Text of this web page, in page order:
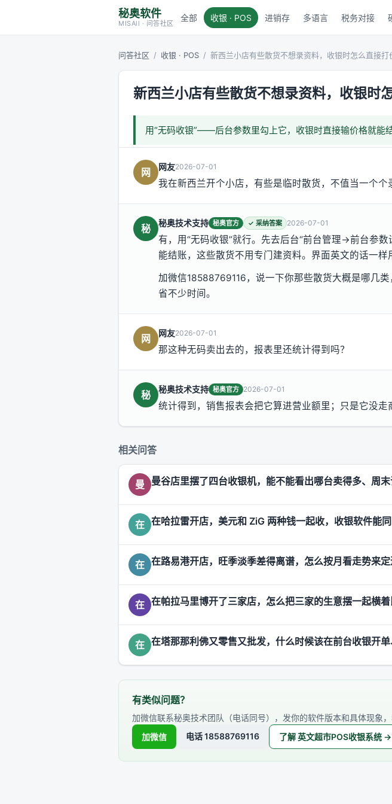
秘奥软件
MISAll · 问答社区
全部 收银 · POS 进销存 多语言 税务对接
问答社区 / 收银 · POS / 新西兰小店有些散货不想录资料，收银时怎么直接打
新西兰小店有些散货不想录资料，收银时
用“无码收银”——后台参数里勾上它，收银时直接输价格就能
网 网友2026-07-01
我在新西兰开个小店，有些是临时散货，不值当一个
秘 秘奥技术支持 秘奥官方 ✓ 采纳答案 2026-07-01
有，用“无码收银”就行。先去后台“前台管理→前台参
能结账，这些散货不用专门建资料。界面英文的话一样
加微信18588769116，说一下你那些散货大概是哪几
省不少时间。
网 网友2026-07-01
那这种无码卖出去的，报表里还统计得到吗？
秘 秘奥技术支持 秘奥官方 2026-07-01
统计得到，销售报表会把它算进营业额里；只是它没
相关问答
曼 曼谷店里摆了四台收银机，能不能看出哪台卖得多、周末
在 在哈拉雷开店，美元和 ZiG 两种钱一起收，收银软件能同
在 在路易港开店，旺季淡季差得离谱，怎么按月看走势来定
在 在帕拉马里博开了三家店，怎么把三家的生意摆一起横着
在 在塔那那利佛又零售又批发，什么时候该在前台收银开单
有类似问题？
加微信联系秘奥技术团队（电话同号），发你的软件版本和具体现象，
加微信
电话 18588769116 了解 英文超市POS收银系统 →